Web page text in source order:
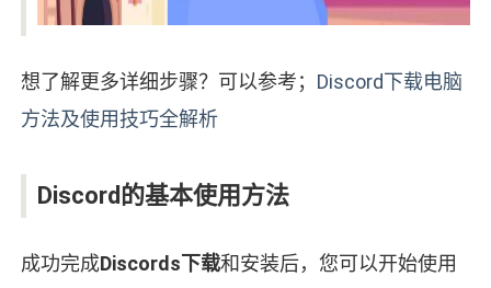
想了解更多详细步骤？可以参考； Discord下载电脑
方法及使用技巧全解析
Discord的基本使用方法
成功完成Discords下载和安装后，您可以开始使用